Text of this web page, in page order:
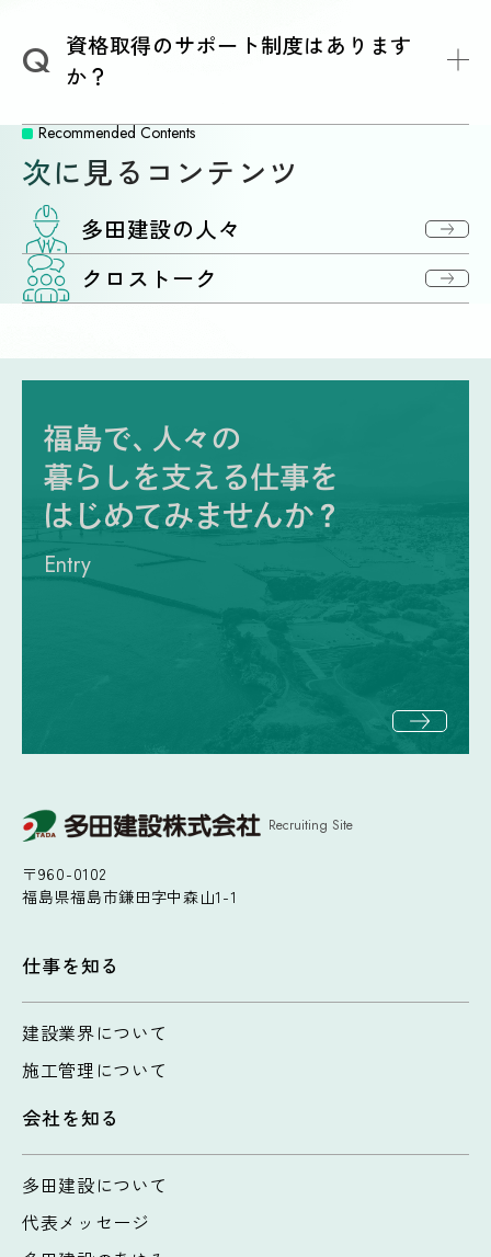
資格取得のサポート制度はあります
か？
Recommended Contents
次に見るコンテンツ
多田建設の人々
クロストーク
Entry
Recruiting Site
〒960-0102
福島県福島市鎌田字中森山1-1
仕事を知る
建設業界について
施工管理について
会社を知る
多田建設について
代表メッセージ